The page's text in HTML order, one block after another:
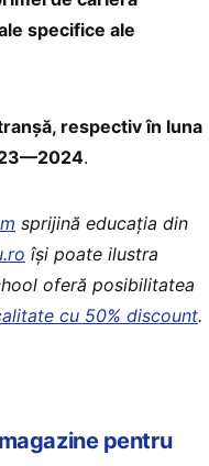
specifice ale
respectiv în luna
.
sprijină educaţia din
îşi poate ilustra
oferă posibilitatea
cu 50% discount.
pentru